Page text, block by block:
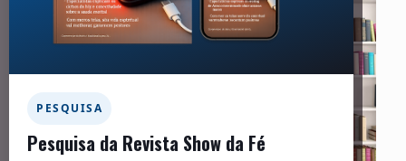
PESQUISA
Pesquisa da Revista Show da Fé